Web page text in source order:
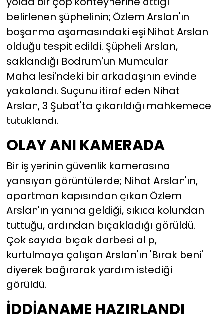
belirlenen şüphelinin; Özlem Arslan'ın
boşanma aşamasındaki eşi Nihat Arslan
olduğu tespit edildi. Şüpheli Arslan,
saklandığı Bodrum'un Mumcular
Mahallesi'ndeki bir arkadaşının evinde
yakalandı. Suçunu itiraf eden Nihat
Arslan, 3 Şubat'ta çıkarıldığı mahkemece
tutuklandı.
OLAY ANI KAMERADA
Bir iş yerinin güvenlik kamerasına
yansıyan görüntülerde; Nihat Arslan'ın,
apartman kapısından çıkan Özlem
Arslan'ın yanına geldiği, sıkıca kolundan
tuttuğu, ardından bıçakladığı görüldü.
Çok sayıda bıçak darbesi alıp,
kurtulmaya çalışan Arslan'ın 'Bırak beni'
diyerek bağırarak yardım istediği
görüldü.
İDDİANAME HAZIRLANDI